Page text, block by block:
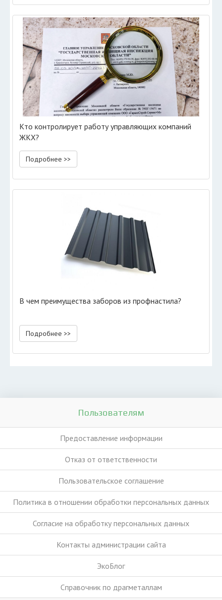
Кто контролирует работу управляющих компаний
ЖКХ?
Подробнее >>
В чем преимущества заборов из профнастила?
Подробнее >>
Пользователям
Предоставление информации
Отказ от ответственности
Пользовательское соглашение
Политика в отношении обработки персональных данных
Согласие на обработку персональных данных
Контакты администрации сайта
ЭкоБлог
Справочник по драгметаллам